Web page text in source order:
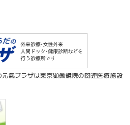
氣プラザは東京顕微鏡院の関連医療施設